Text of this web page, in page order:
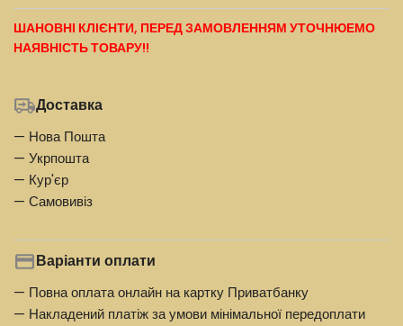
ШАНОВНІ КЛІЄНТИ, ПЕРЕД ЗАМОВЛЕННЯМ УТОЧНЮЕМО
НАЯВНІСТЬ ТОВАРУ!!
Доставка
— Нова Пошта
— Укрпошта
— Кур'єр
— Самовивіз
Варіанти оплати
— Повна оплата онлайн на картку Приватбанку
— Накладений платіж за умови мінімальної передоплати